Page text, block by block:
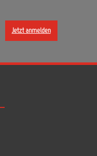
Jetzt anmelden